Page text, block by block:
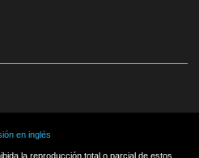
en inglés
la reproducción total o parcial de estos